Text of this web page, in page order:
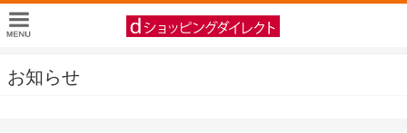
お知らせ